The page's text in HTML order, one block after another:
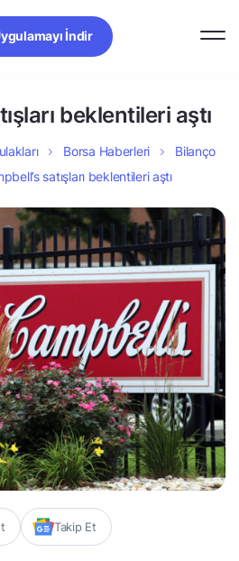
İndir
beklentileri aştı
Borsa Haberleri
Bilanço
satışları beklentileri aştı
Takip Et